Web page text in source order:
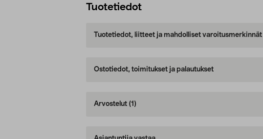
Tuotetiedot
Tuotetiedot, liitteet ja mahdolliset varoitusmerkinnät
Ostotiedot, toimitukset ja palautukset
Arvostelut (1)